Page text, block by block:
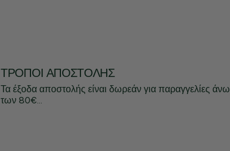
ΤΡΌΠΟΙ ΑΠΟΣΤΟΛΉΣ
Τα έξοδα αποστολής είναι δωρεάν για παραγγελίες άνω
των 80€...